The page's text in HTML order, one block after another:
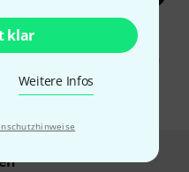
klar
Weitere Infos
Sie dem Erhalt von E-Mail-
Nutzungsverhaltens zu. Die
Informationen finden Sie in